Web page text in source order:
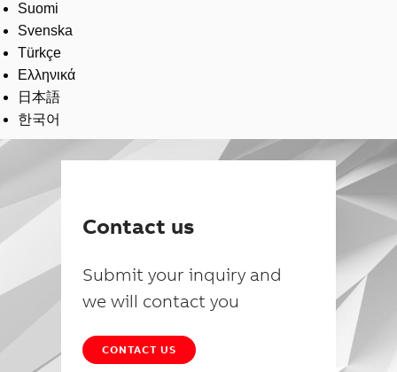
Suomi
Svenska
Türkçe
Ελληνικά
日本語
한국어
Contact us
Submit your inquiry and
we will contact you
CONTACT US